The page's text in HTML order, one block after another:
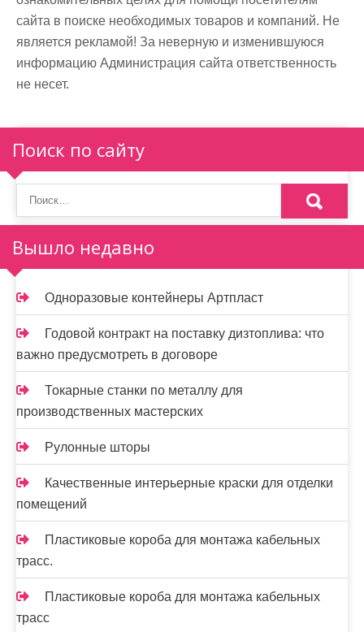
сайта в поиске необходимых товаров и компаний. Не
является рекламой! За неверную и изменившуюся
информацию Администрация сайта ответственность
не несет.
Поиск по сайту
Вышло недавно
Одноразовые контейнеры Артпласт
Годовой контракт на поставку дизтоплива: что
важно предусмотреть в договоре
Токарные станки по металлу для
производственных мастерских
Рулонные шторы
Качественные интерьерные краски для отделки
помещений
Пластиковые короба для монтажа кабельных
трасс.
Пластиковые короба для монтажа кабельных
трасс